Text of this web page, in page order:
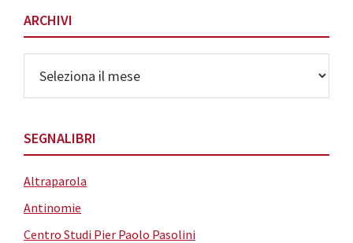
ARCHIVI
SEGNALIBRI
Altraparola
Antinomie
Centro Studi Pier Paolo Pasolini